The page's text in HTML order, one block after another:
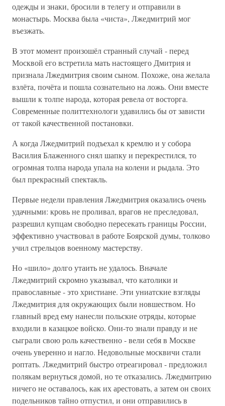
одежды и знаки, бросили в телегу и отправили в
монастырь. Москва была «чиста», Лжедмитрий мог
въезжать.
В этот момент произошёл странный случай - перед
Москвой его встретила мать настоящего Дмитрия и
признала Лжедмитрия своим сыном. Похоже, она желала
взлёта, почёта и пошла сознательно на ложь. Они вместе
вышли к толпе народа, которая ревела от восторга.
Современные политтехнологи удавились бы от зависти
от такой качественной постановки.
А когда Лжедмитрий подъехал к кремлю и у собора
Василия Блаженного снял шапку и перекрестился, то
огромная толпа народа упала на колени и рыдала. Это
был прекрасный спектакль.
Первые недели правления Лжедмитрия оказались очень
удачными: кровь не проливал, врагов не преследовал,
разрешил купцам свободно пересекать границы России,
эффективно участвовал в работе Боярской думы, толково
учил стрельцов военному мастерству.
Но «шило» долго утаить не удалось. Вначале
Лжедмитрий скромно указывал, что католики и
православные - это христиане. Эти униатские взгляды
Лжедмитрия для окружающих были новшеством. Но
главный вред ему нанесли польские отряды, которые
входили в казацкое войско. Они-то знали правду и не
сыграли свою роль качественно - вели себя в Москве
очень уверенно и нагло. Недовольные москвичи стали
роптать. Лжедмитрий быстро отреагировал - предложил
полякам вернуться домой, но те отказались. Лжедмитрию
ничего не оставалось, как их арестовать, а затем он своих
подельников тайно отпустил, и они отправились в